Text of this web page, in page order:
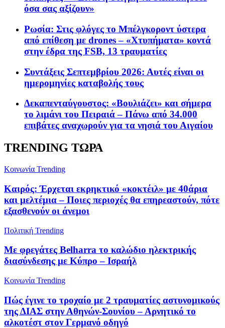
όσα σας αξίζουν»
Ρωσία: Στις φλόγες το Μπέλγκοροντ ύστερα
από επίθεση με drones – «Χτυπήματα» κοντά
στην έδρα της FSB, 13 τραυματίες
Συντάξεις Σεπτεμβρίου 2026: Αυτές είναι οι
ημερομηνίες καταβολής τους
Δεκαπενταύγουστος: «Βουλιάζει» και σήμερα
το λιμάνι του Πειραιά – Πάνω από 34.000
επιβάτες αναχωρούν για τα νησιά του Αιγαίου
TRENDING ΤΩΡΑ
Κοινωνία Trending
Καιρός: Έρχεται εκρηκτικό «κοκτέιλ» με 40άρια
και μελτέμια – Ποιες περιοχές θα επηρεαστούν, πότε
εξασθενούν οι άνεμοι
Πολιτική Trending
Με φρεγάτες Belharra το καλώδιο ηλεκτρικής
διασύνδεσης με Κύπρο – Ισραήλ
Κοινωνία Trending
Πώς έγινε το τροχαίο με 2 τραυματίες αστυνομικούς
της ΔΙΑΣ στην Αθηνών-Σουνίου – Αρνητικό το
αλκοτέστ στον Γερμανό οδηγό